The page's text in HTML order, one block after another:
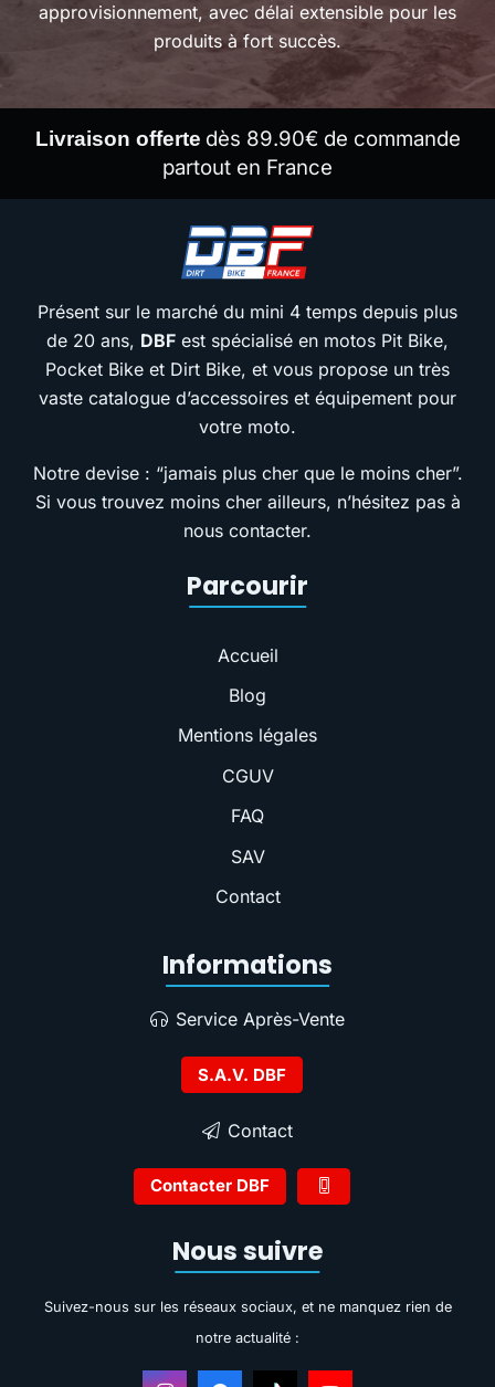
approvisionnement, avec délai extensible pour les
produits à fort succès.
Livraison offerte dès 89.90€ de commande
partout en France
Présent sur le marché du mini 4 temps depuis plus
de 20 ans, DBF est spécialisé en motos Pit Bike,
Pocket Bike et Dirt Bike, et vous propose un très
vaste catalogue d’accessoires et équipement pour
votre moto.
Notre devise : “jamais plus cher que le moins cher”.
Si vous trouvez moins cher ailleurs, n’hésitez pas à
nous contacter.
Parcourir
Accueil
Blog
Mentions légales
CGUV
FAQ
SAV
Contact
Informations
Service Après-Vente
S.A.V. DBF
Contact
Contacter DBF
Nous suivre
Suivez-nous sur les réseaux sociaux, et ne manquez rien de
notre actualité :